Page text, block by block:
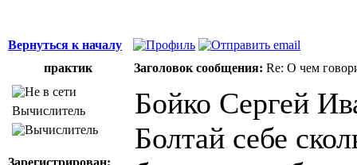
Вернуться к началу
практик
Заголовок сообщения: Re: О чем
Вычислитель
Зарегистрирован:
Бойко Сергей
Болтай себе